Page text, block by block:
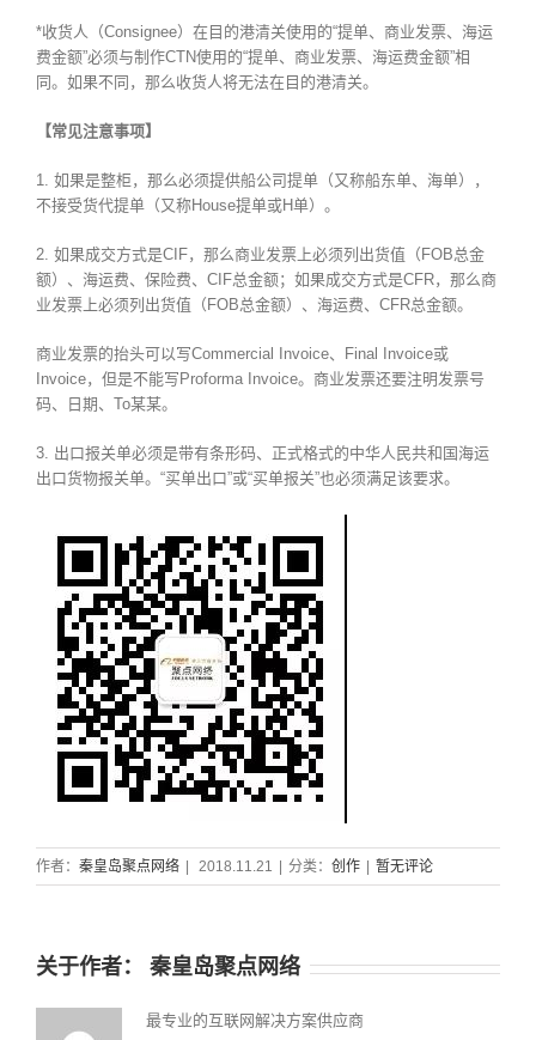
*收货人（Consignee）在目的港清关使用的“提单、商业发票、海运
费金额”必须与制作CTN使用的“提单、商业发票、海运费金额”相
同。如果不同，那么收货人将无法在目的港清关。
【常见注意事项】
1. 如果是整柜，那么必须提供船公司提单（又称船东单、海单），
不接受货代提单（又称House提单或H单）。
2. 如果成交方式是CIF，那么商业发票上必须列出货值（FOB总金
额）、海运费、保险费、CIF总金额；如果成交方式是CFR，那么商
业发票上必须列出货值（FOB总金额）、海运费、CFR总金额。
商业发票的抬头可以写Commercial Invoice、Final Invoice或
Invoice，但是不能写Proforma Invoice。商业发票还要注明发票号
码、日期、To某某。
3. 出口报关单必须是带有条形码、正式格式的中华人民共和国海运
出口货物报关单。“买单出口”或“买单报关”也必须满足该要求。
作者： 秦皇岛聚点网络 2018.11.21 分类： 创作 暂无评论
关于作者： 秦皇岛聚点网络
最专业的互联网解决方案供应商